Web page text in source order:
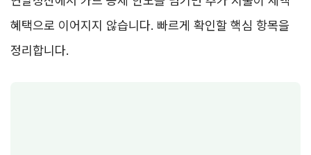
혜택으로 이어지지 않습니다. 빠르게 확인할 핵심 항목을
정리합니다.